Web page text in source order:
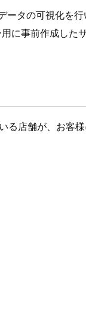
タの可視化を行
に事前作成した
店舗が、お客